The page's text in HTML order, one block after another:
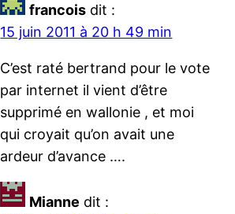
francois dit :
15 juin 2011 à 20 h 49 min
C’est raté bertrand pour le vote
par internet il vient d’être
supprimé en wallonie , et moi
qui croyait qu’on avait une
ardeur d’avance ….
Mianne dit :